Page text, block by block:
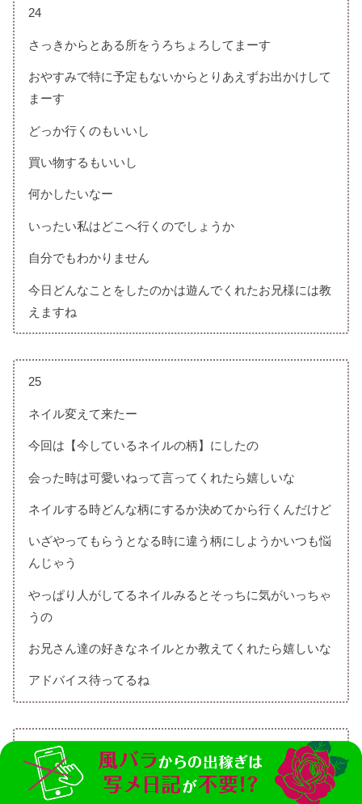
24
さっきからとある所をうろちょろしてまーす
おやすみで特に予定もないからとりあえずお出かけして
まーす
どっか行くのもいいし
買い物するもいいし
何かしたいなー
いったい私はどこへ行くのでしょうか
自分でもわかりません
今日どんなことをしたのかは遊んでくれたお兄様には教
えますね
25
ネイル変えて来たー
今回は【今しているネイルの柄】にしたの
会った時は可愛いねって言ってくれたら嬉しいな
ネイルする時どんな柄にするか決めてから行くんだけど
いざやってもらうとなる時に違う柄にしようかいつも悩
んじゃう
やっぱり人がしてるネイルみるとそっちに気がいっちゃ
うの
お兄さん達の好きなネイルとか教えてくれたら嬉しいな
アドバイス待ってるね
26
只今お顔にパックしております